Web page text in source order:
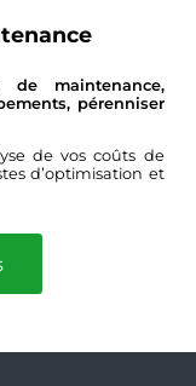
maintenance,
pérenniser
de vos coûts de
d’optimisation et